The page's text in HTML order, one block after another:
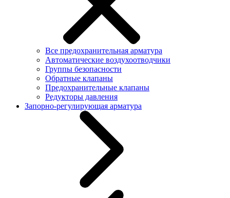
Все предохранительная арматура
Автоматические воздухоотводчики
Группы безопасности
Обратные клапаны
Предохранительные клапаны
Редукторы давления
Запорно-регулирующая арматура